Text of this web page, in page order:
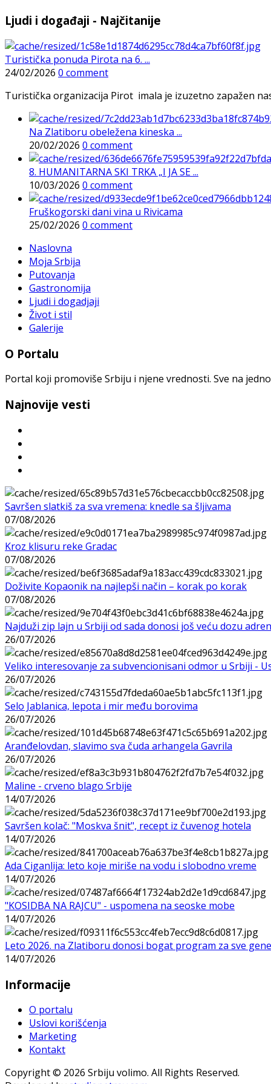
Ljudi i događaji - Najčitanije
Turistička ponuda Pirota na 6. ...
24/02/2026 0 comment
Turistička organizacija Pirot imala je izuzetno zapažen
Na Zlatiboru obeležena kineska ...
20/02/2026 0 comment
8. HUMANITARNA SKI TRKA „I JA SE ...
10/03/2026 0 comment
Fruškogorski dani vina u Rivicama
25/02/2026 0 comment
Naslovna
Moja Srbija
Putovanja
Gastronomija
Ljudi i dogadjaji
Život i stil
Galerije
O Portalu
Portal koji promoviše Srbiju i njene vrednosti. Sve na
Najnovije vesti
Savršen slatkiš za sva vremena: knedle sa šljivama
07/08/2026
Kroz klisuru reke Gradac
07/08/2026
Doživite Kopaonik na najlepši način – korak po korak
07/08/2026
Najduži zip lajn u Srbiji od sada donosi još veću dozu
26/07/2026
Veliko interesovanje za subvencionisani odmor u Srbiji -
26/07/2026
Selo Jablanica, lepota i mir među borovima
26/07/2026
Aranđelovdan, slavimo sva čuda arhangela Gavrila
26/07/2026
Maline - crveno blago Srbije
14/07/2026
Savršen kolač: "Moskva šnit", recept iz čuvenog hotela
14/07/2026
Ada Ciganlija: leto koje miriše na vodu i slobodno vreme
14/07/2026
"KOSIDBA NA RAJCU" - uspomena na seoske mobe
14/07/2026
Leto 2026. na Zlatiboru donosi bogat program za sve
14/07/2026
Informacije
O portalu
Uslovi korišćenja
Marketing
Kontakt
Copyright © 2026 Srbiju volimo. All Rights Reserved.